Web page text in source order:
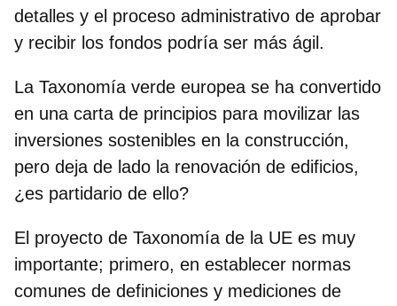
detalles y el proceso administrativo de aprobar
y recibir los fondos podría ser más ágil.
La Taxonomía verde europea se ha convertido
en una carta de principios para movilizar las
inversiones sostenibles en la construcción,
pero deja de lado la renovación de edificios,
¿es partidario de ello?
El proyecto de Taxonomía de la UE es muy
importante; primero, en establecer normas
comunes de definiciones y mediciones de